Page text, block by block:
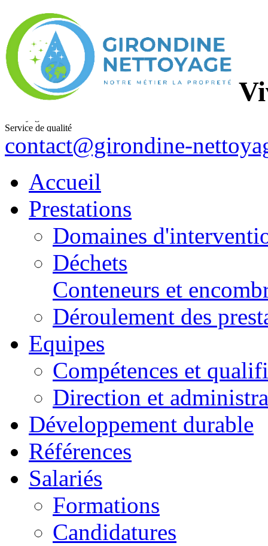
Service de qualité
Entretien et nettoyage
Nettoyage industriel
contact@girondine-
Accueil
Prestations
Domaines
Déchets
Conteneurs et
Déroulement des
Equipes
Compétences et
Direction et
Développement durable
Références
Salariés
Formations
Candidatures